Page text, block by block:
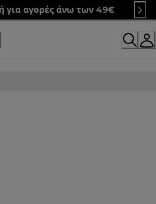
για αγορές άνω των 49€